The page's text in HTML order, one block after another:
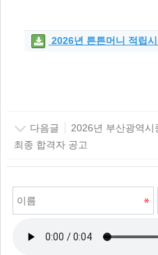
2026년 튼튼머니 적립
다음글
2026년 부산광역시
최종 합격자 공고